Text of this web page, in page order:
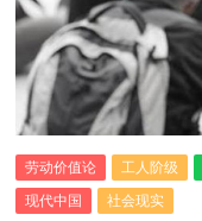
劳动价值论 工人阶级
现代中国
社会现实